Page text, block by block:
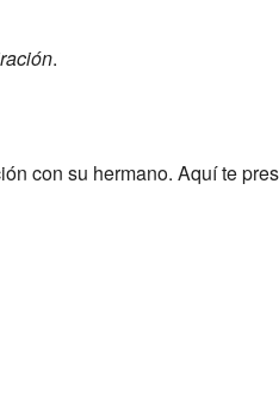
.
con su hermano. Aquí te